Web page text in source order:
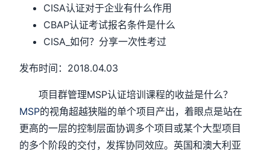
CISA认证对于企业有什么作用
CBAP认证考试报名条件是什么
CISA_如何？分享一次性考过
发布时间：2018.04.03
项目群管理MSP认证培训课程的收益是什么？
MSP的视角超越狭隘的单个项目产出，着眼点是站在
更高的一层的控制层面协调多个项目或某个大型项目
的多个阶段的交付，发挥协同效应。英国和澳大利亚